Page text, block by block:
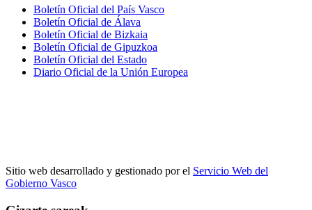
Boletín Oficial del País Vasco
Boletín Oficial de Álava
Boletín Oficial de Bizkaia
Boletín Oficial de Gipuzkoa
Boletín Oficial del Estado
Diario Oficial de la Unión Europea
Sitio web desarrollado y gestionado por el Servicio Web del
Gobierno Vasco